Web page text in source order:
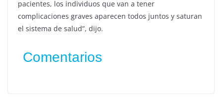
pacientes, los individuos que van a tener
complicaciones graves aparecen todos juntos y saturan
el sistema de salud”, dijo.
Comentarios